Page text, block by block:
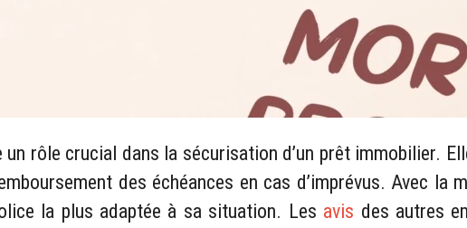
un rôle crucial dans la sécurisation d’un prêt immobilier.
des échéances en cas d’imprévus. Avec
la plus adaptée à sa situation. Les avis des autres